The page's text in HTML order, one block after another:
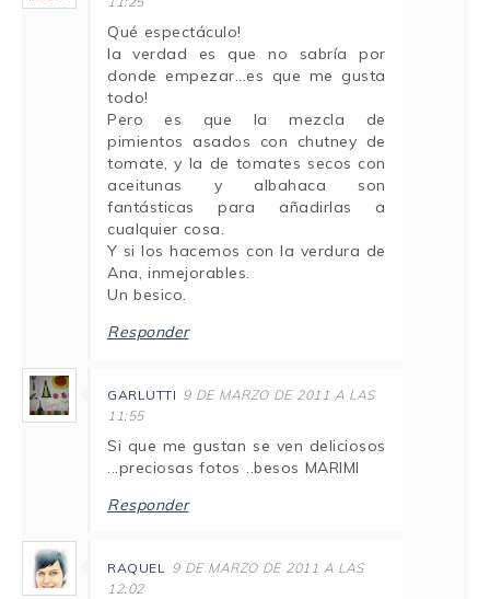
Qué espectáculo!
la verdad es que no sabría por
donde empezar...es que me gusta
todo!
Pero es que la mezcla de
pimientos asados con chutney de
tomate, y la de tomates secos con
aceitunas y albahaca son
fantásticas para añadirlas a
cualquier cosa.
Y si los hacemos con la verdura de
Ana, inmejorables.
Un besico.
Responder
GARLUTTI 9 DE MARZO DE 2011 A LAS
11:55
Si que me gustan se ven deliciosos
...preciosas fotos ..besos MARIMI
Responder
RAQUEL 9 DE MARZO DE 2011 A LAS
12:02